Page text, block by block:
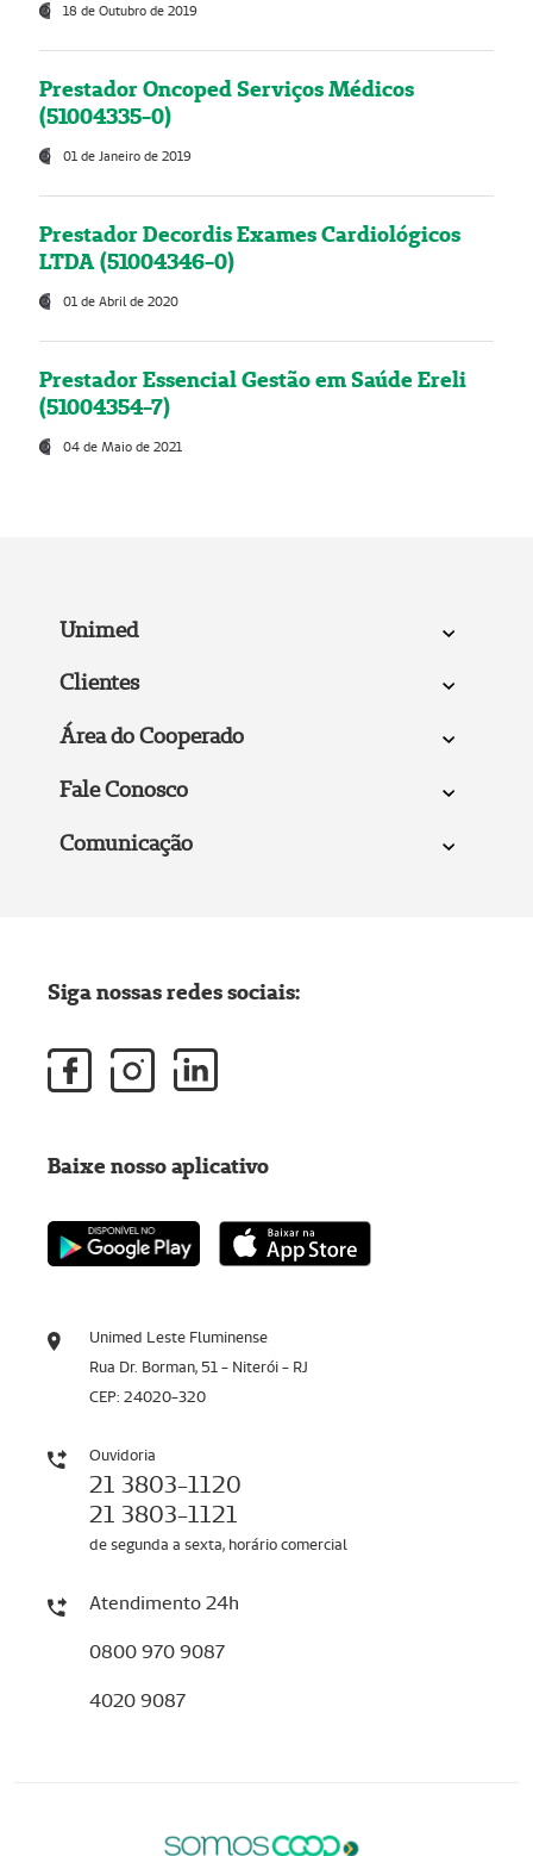
18 de Outubro de 2019
Prestador Oncoped Serviços Médicos
(51004335-0)
01 de Janeiro de 2019
Prestador Decordis Exames Cardiológicos
LTDA (51004346-0)
01 de Abril de 2020
Prestador Essencial Gestão em Saúde Ereli
(51004354-7)
04 de Maio de 2021
Unimed
Clientes
Área do Cooperado
Fale Conosco
Comunicação
Unimed Leste Fluminense
Rua Dr. Borman, 51 - Niterói - RJ
CEP: 24020-320
Ouvidoria
21 3803-1120
21 3803-1121
de segunda a sexta, horário comercial
Atendimento 24h
0800 970 9087
4020 9087
Siga nossas redes sociais:
Baixe nosso aplicativo